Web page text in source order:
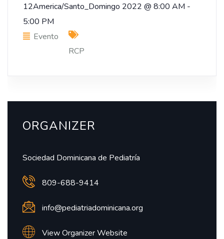
12America/Santo_Domingo 2022 @ 8:00 AM -
5:00 PM
Evento
RCP
ORGANIZER
Sociedad Dominicana de Pediatría
809-688-9414
info@pediatriadominicana.org
View Organizer Website